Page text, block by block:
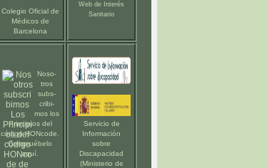
Colegio Oficial de
Médicos de
Barcelona
Web de Interés
Sanitario
Noso-
tros
subs-
cribi-
mos los
Principios del
código HONcode
Compruébelo
aquí
Servicio de
Información
sobre
Discapacidad
(Ministerio de